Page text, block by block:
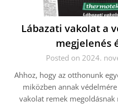
Lábazati vakolat a
megjelenés
Posted on 2024.
Ahhoz, hogy az otthonunk
miközben annak
vakolat remek megoldásnak